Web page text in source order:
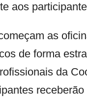
aos
as
de forma
da